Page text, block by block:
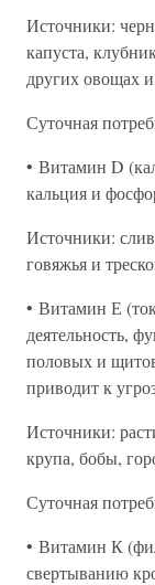
Источники:
капуста,
других овощах
Суточная
• Витамин D
кальция и
Источники:
говяжья и
• Витамин Е
деятельность,
половых и
приводит к
Источники:
крупа, бобы,
Суточная
• Витамин К
свертыванию